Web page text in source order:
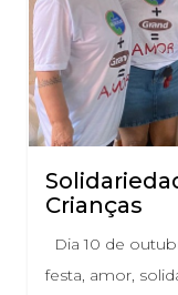
Crianças
Dia 10 de
festa, amor,